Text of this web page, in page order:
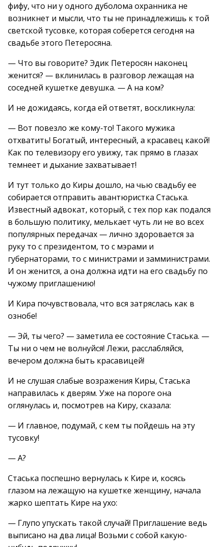
фифу, что ни у одного дуболома охранника не
возникнет и мысли, что ты не принадлежишь к той
светской тусовке, которая соберется сегодня на
свадьбе этого Петеросяна.
— Что вы говорите? Эдик Петеросян наконец
женится? — вклинилась в разговор лежащая на
соседней кушетке девушка. — А на ком?
И не дожидаясь, когда ей ответят, воскликнула:
— Вот повезло же кому-то! Такого мужика
отхватить! Богатый, интересный, а красавец какой!
Как по телевизору его увижу, так прямо в глазах
темнеет и дыхание захватывает!
И тут только до Киры дошло, на чью свадьбу ее
собирается отправить авантюристка Стаська.
Известный адвокат, который, с тех пор как подался
в большую политику, мелькает чуть ли не во всех
популярных передачах — лично здоровается за
руку то с президентом, то с мэрами и
губернаторами, то с министрами и замминистрами.
И он женится, а она должна идти на его свадьбу по
чужому приглашению!
И Кира почувствовала, что вся затряслась как в
ознобе!
— Эй, ты чего? — заметила ее состояние Стаська. —
Ты ни о чем не волнуйся! Лежи, расслабляйся,
вечером должна быть красавицей!
И не слушая слабые возражения Киры, Стаська
направилась к дверям. Уже на пороге она
оглянулась и, посмотрев на Киру, сказала:
— И главное, подумай, с кем ты пойдешь на эту
тусовку!
— А?
Стаська поспешно вернулась к Кире и, косясь
глазом на лежащую на кушетке женщину, начала
жарко шептать Кире на ухо:
— Глупо упускать такой случай! Приглашение ведь
выписано на два лица! Возьми с собой какую-